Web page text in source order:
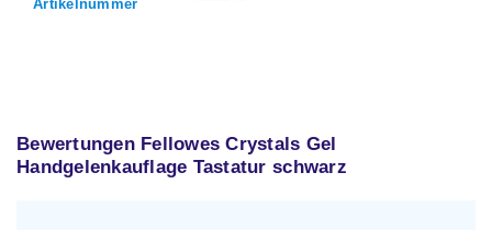
Artikelnummer
Bewertungen Fellowes Crystals Gel
Handgelenkauflage Tastatur schwarz